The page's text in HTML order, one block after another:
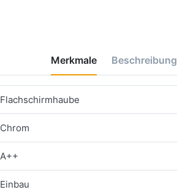
Merkmale Beschreibung
Flachschirmhaube
Chrom
A++
Einbau